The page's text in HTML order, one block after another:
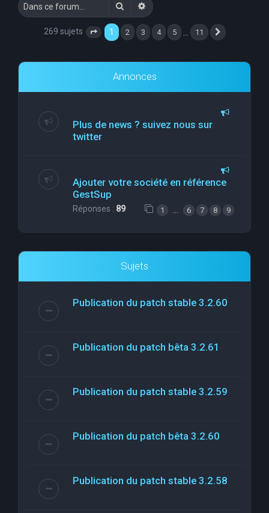
RechercherRecherche avancée
269 sujets Page 1 sur11
1 2 3 4 5 11
Annonces
Plus de news ? suivez nous sur
twitter
Ajouter votre société en référence
GestSup
Réponses : 89 1 6 7 8 9
Sujets
Publication du patch stable 3.2.60
Publication du patch bêta 3.2.61
Publication du patch stable 3.2.59
Publication du patch bêta 3.2.60
Publication du patch stable 3.2.58